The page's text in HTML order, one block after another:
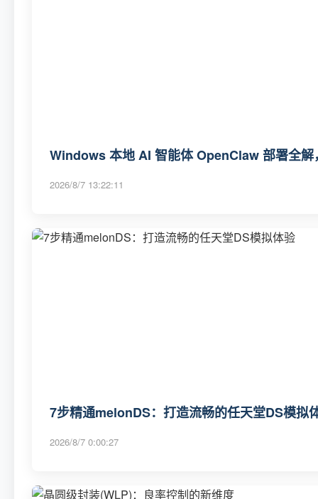
Windows 本地 AI 智能体 OpenClaw 部署全解
2026/8/7 13:22:11
7步精通melonDS：打造流畅的任天堂DS模拟
2026/8/7 0:00:27